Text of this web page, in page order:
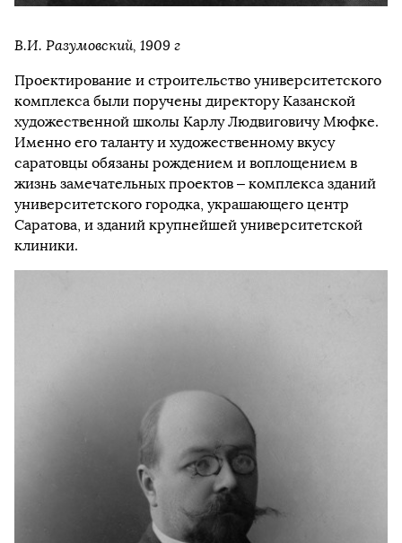
В.И. Разумовский, 1909 г
Проектирование и строительство университетского
комплекса были поручены директору Казанской
художественной школы Карлу Людвиговичу Мюфке.
Именно его таланту и художественному вкусу
саратовцы обязаны рождением и воплощением в
жизнь замечательных проектов – комплекса зданий
университетского городка, украшающего центр
Саратова, и зданий крупнейшей университетской
клиники.